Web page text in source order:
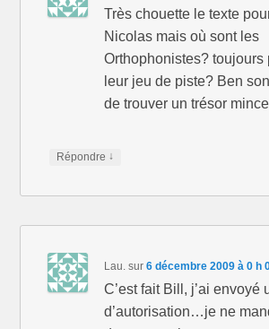
Très chouette le texte
Nicolas mais où sont les
Orthophonistes? toujours
leur jeu de piste? Ben
de trouver un trésor
Répondre ↓
Lau. sur6 décembre 2009 à 0 h
C’est fait Bill, j’ai envoyé
d’autorisation…je ne